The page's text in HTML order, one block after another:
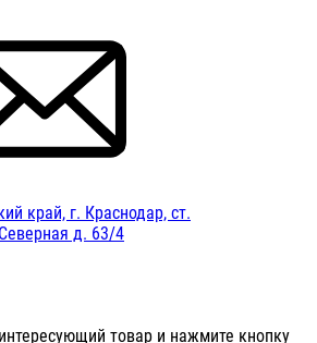
край, г. Краснодар, ст.
д. 63/4
товар и нажмите кнопку